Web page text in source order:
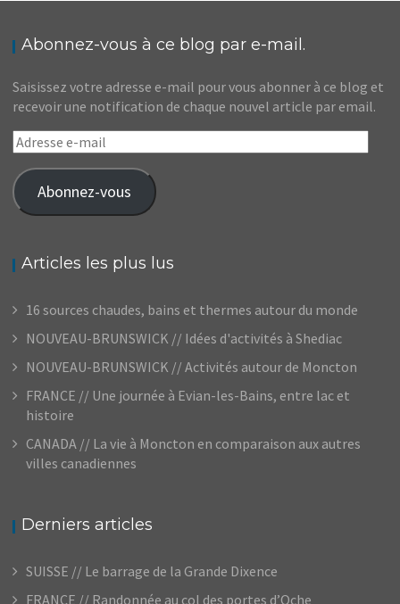
Abonnez-vous à ce blog par e-mail.
Saisissez votre adresse e-mail pour vous abonner à ce blog et
recevoir une notification de chaque nouvel article par email.
Adresse
e-
mail
Abonnez-vous
Articles les plus lus
16 sources chaudes, bains et thermes autour du monde
NOUVEAU-BRUNSWICK // Idées d'activités à Shediac
NOUVEAU-BRUNSWICK // Activités autour de Moncton
FRANCE // Une journée à Evian-les-Bains, entre lac et
histoire
CANADA // La vie à Moncton en comparaison aux autres
villes canadiennes
Derniers articles
SUISSE // Le barrage de la Grande Dixence
FRANCE // Randonnée au col des portes d’Oche